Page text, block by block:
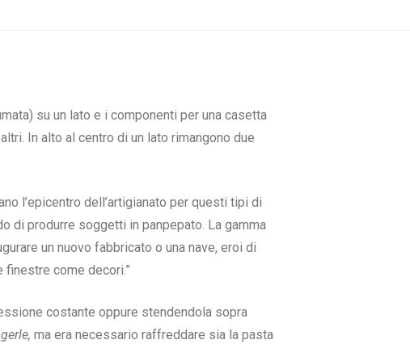
su un lato e i componenti per una casetta
In alto al centro di un lato rimangono due
l’epicentro dell’artigianato per questi tipi di
di produrre soggetti in panpepato. La gamma
un nuovo fabbricato o una nave, eroi di
come decori.”
costante oppure stendendola sopra
ma era necessario raffreddare sia la pasta